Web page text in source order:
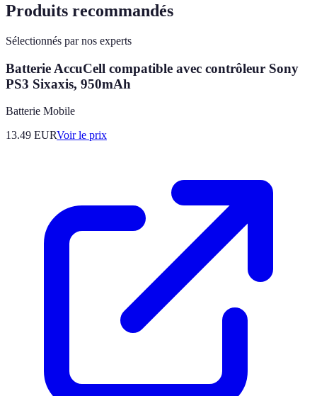
Produits recommandés
Sélectionnés par nos experts
Batterie AccuCell compatible avec contrôleur Sony
PS3 Sixaxis, 950mAh
Batterie Mobile
13.49 EURVoir le prix